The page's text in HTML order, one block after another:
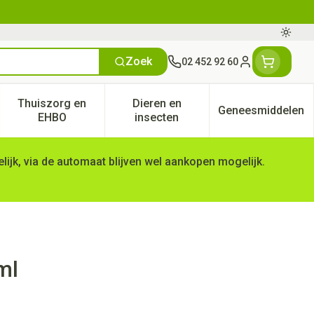
Zoek 02 452 92 60
Klant menu
categorie
voor Natuur geneeskunde categorie
Thuiszorg en
EHBOToon submenu voor Thuiszorg en EHBO categorie
Dieren en
insectenToon submenu voor Dieren
Geneesmiddelen
Toon
via de automaat blijven wel aankopen mogelijk.